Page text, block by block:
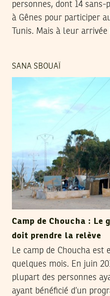
personnes, dont 14
à Gênes pour participer
Tunis. Mais à leur
SANA SBOUAÏ
Camp de Choucha : Le
doit prendre la relève
Le camp de Choucha est
quelques mois. En juin
plupart des personnes
ayant bénéficié d’un